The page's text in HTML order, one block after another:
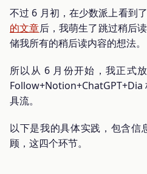
不过 6 月初，在少数派上看到了
的文章后，我萌生了跳过稍后
储我所有的稍后读内容的想法。
所以从 6 月份开始，我正式
Follow+Notion+ChatGPT+Dia
具流。
以下是我的具体实践，包含信
顾，这四个环节。